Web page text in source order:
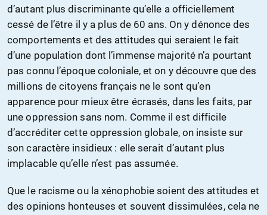
d’autant plus discriminante qu’elle a officiellement
cessé de l’être il y a plus de 60 ans. On y dénonce des
comportements et des attitudes qui seraient le fait
d’une population dont l’immense majorité n’a pourtant
pas connu l’époque coloniale, et on y découvre que des
millions de citoyens français ne le sont qu’en
apparence pour mieux être écrasés, dans les faits, par
une oppression sans nom. Comme il est difficile
d’accréditer cette oppression globale, on insiste sur
son caractère insidieux : elle serait d’autant plus
implacable qu’elle n’est pas assumée.
Que le racisme ou la xénophobie soient des attitudes et
des opinions honteuses et souvent dissimulées, cela ne